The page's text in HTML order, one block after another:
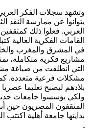
وتشهد سجلات الفكر
يتوانوا عن ممارسة النقد
العربي‏.‏ فعلوا ذلك
القامات الفكرية العالية
في المشرق والمغرب
مشاريع فكرية متكاملة‏،‏
التي انطلقت من صياغة
مشكلات فرعية متعددة‏.‏
بلادهم ليصبح تعليما عصريا
ولكي يؤسسوا جامعات
المثقفون المصريون حين
بدايتها جامعة أهلية اكتتب